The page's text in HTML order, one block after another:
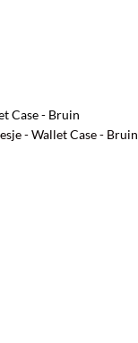
Case - Bruin
- Wallet Case - Bruin